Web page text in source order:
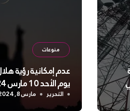
منوعات
عدم إمكانية رؤية
يوم الأحد 10 مارس 2024
التحرير مارس 8, 2024